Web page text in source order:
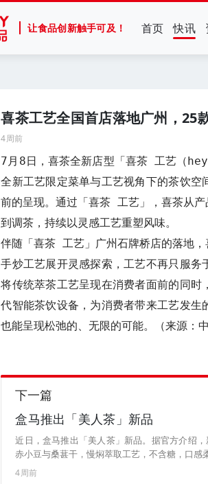
让食品创新触手可及！ 首页 快讯
喜茶工艺全国首店落地广州，25
4周前
7月8日，喜茶全新店型「喜茶 工艺（
全新工艺限定菜单与工艺视角下的茶饮空
前的呈现。通过「喜茶 工艺」，喜茶从
到调茶，持续以灵感工艺重塑风味。
伴随「喜茶 工艺」广州石牌桥店的落地
手炒工艺展开灵感探索，工艺不再只服
将传统萃茶工艺呈现在消费者面前的同
代智能茶饮设备，为消费者带来工艺发
也能呈现松弛的、无限的可能。（来源：
下一篇
盒马推出「美人茶」新品
近日，盒马推出「美人茶」新品。据官方介绍
赤小豆与桑葚干，慢焖萃取工艺，不含糖，口感
瓶。（来源：盒马）
4周前